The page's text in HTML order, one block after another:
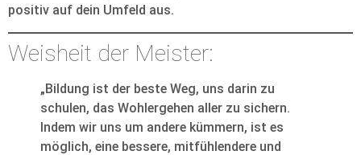
positiv auf dein Umfeld aus.
Weisheit der Meister:
„Bildung ist der beste Weg, uns darin zu
schulen, das Wohlergehen aller zu sichern.
Indem wir uns um andere kümmern, ist es
möglich, eine bessere, mitfühlendere und